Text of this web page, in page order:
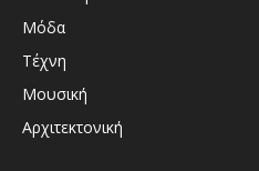
Μόδα
Τέχνη
Μουσική
Αρχιτεκτονική